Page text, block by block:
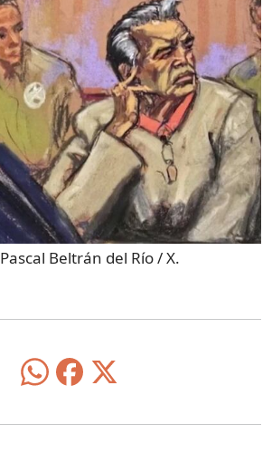
Pascal Beltrán del Río / X.